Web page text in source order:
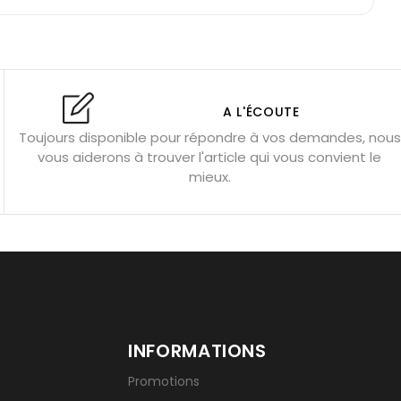
Fluorite : pierre la plus colorée
Bracelets de perles pour homme
gemme ? Signification des pierres de naissance
A L'ÉCOUTE
Toujours disponible pour répondre à vos demandes, nous
vous aiderons à trouver l'article qui vous convient le
mieux.
INFORMATIONS
Promotions